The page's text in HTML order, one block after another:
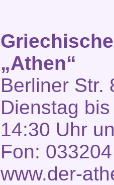
„Athen“
Berliner Str.
Dienstag
14:30 Uhr
Fon:
www.der-